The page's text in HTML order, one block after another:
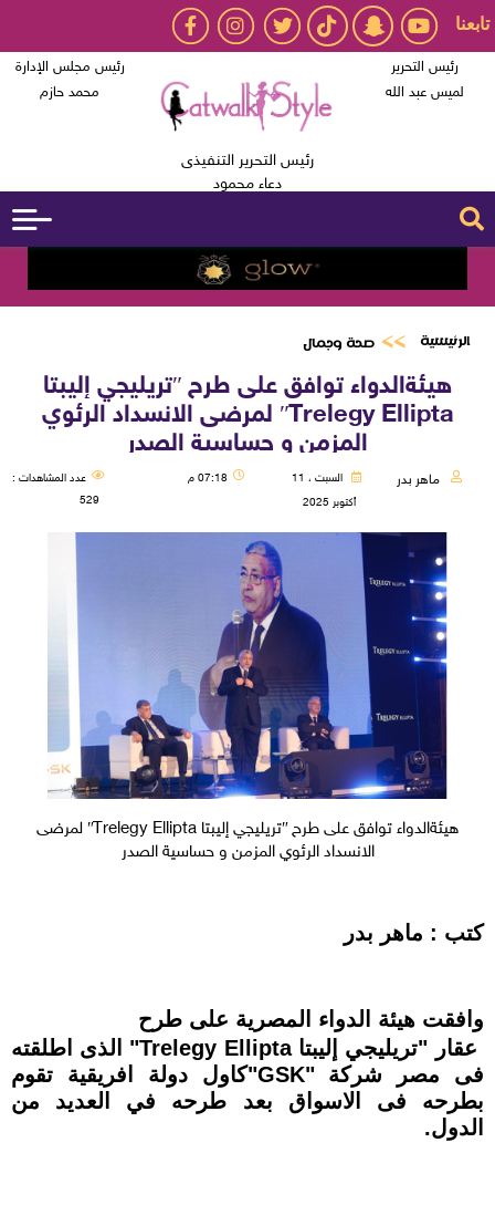
تابعنا
رئيس التحرير
لميس عبد الله
رئيس التحرير التنفيذى
دعاء محمود
رئيس مجلس الإدارة
محمد حازم
الرئيسية صحة وجمال
هيئةالدواء توافق على طرح ʺتريليجي إليبتا
Trelegy Elliptaʺ لمرضى الانسداد الرئوي
المزمن و حساسية الصدر
ماهر بدر
السبت ، 11
أكتوبر 2025
07:18 م
عدد المشاهدات :
529
هيئةالدواء توافق على طرح ʺتريليجي إليبتا Trelegy Elliptaʺ لمرضى
الانسداد الرئوي المزمن و حساسية الصدر
كتب : ماهر بدر
وافقت هيئة الدواء المصرية على طرح
عقار ʺتريليجي إليبتا Trelegy Elliptaʺ الذى اطلقته
فى مصر شركة "GSK"كاول دولة افريقية تقوم
بطرحه فى الاسواق بعد طرحه في العديد من
الدول.